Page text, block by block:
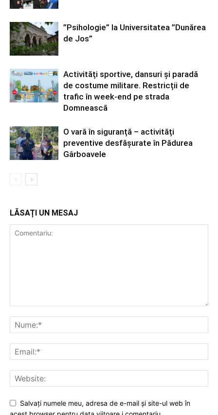
”Psihologie” la Universitatea ”Dunărea
de Jos”
Activități sportive, dansuri și paradă
de costume militare. Restricții de
trafic în week-end pe strada
Domnească
O vară în siguranță – activități
preventive desfășurate în Pădurea
Gârboavele
LĂSAȚI UN MESAJ
Salvați numele meu, adresa de e-mail și site-ul web în